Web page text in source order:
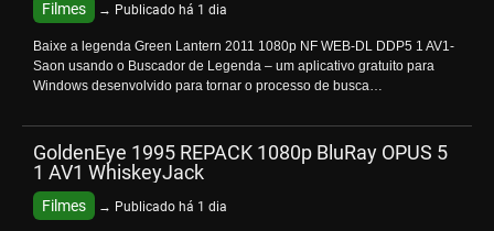
Filmes → Publicado há 1 dia
Baixe a legenda Green Lantern 2011 1080p NF WEB-DL DDP5 1 AV1-
Saon usando o Buscador de Legenda – um aplicativo gratuito para
Windows desenvolvido para tornar o processo de busca…
GoldenEye 1995 REPACK 1080p BluRay OPUS 5
1 AV1 WhiskeyJack
Filmes → Publicado há 1 dia